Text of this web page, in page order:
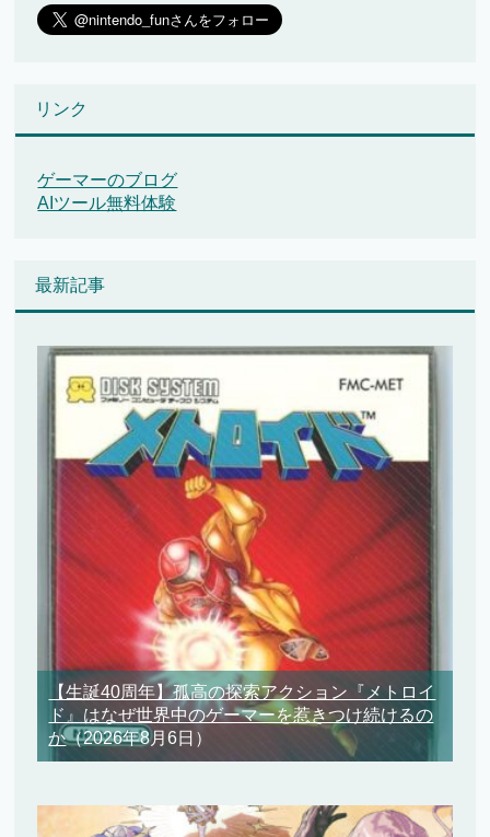
リンク
ゲーマーのブログ
AIツール無料体験
最新記事
【生誕40周年】孤高の探索アクション『メトロイ
ド』はなぜ世界中のゲーマーを惹きつけ続けるの
か（2026年8月6日）